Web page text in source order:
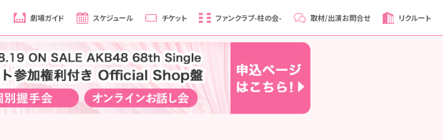
劇場ガイド スケジュール チケット ファンクラブ-柱の会- 取材/出演お問合せ リクルート